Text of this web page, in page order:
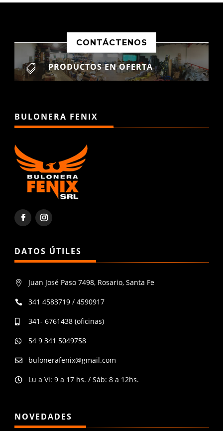
CONTÁCTENOS
 PRODUCTOS EN OFERTA
BULONERA FENIX
DATOS ÚTILES
 Juan José Paso 7498, Rosario, Santa Fe
 341 4583719 / 4590917
341- 6761438 (oficinas)
 54 9 341 5049758
 bulonerafenix@gmail.com
 Lu a Vi: 9 a 17 hs. / Sáb: 8 a 12hs.
NOVEDADES